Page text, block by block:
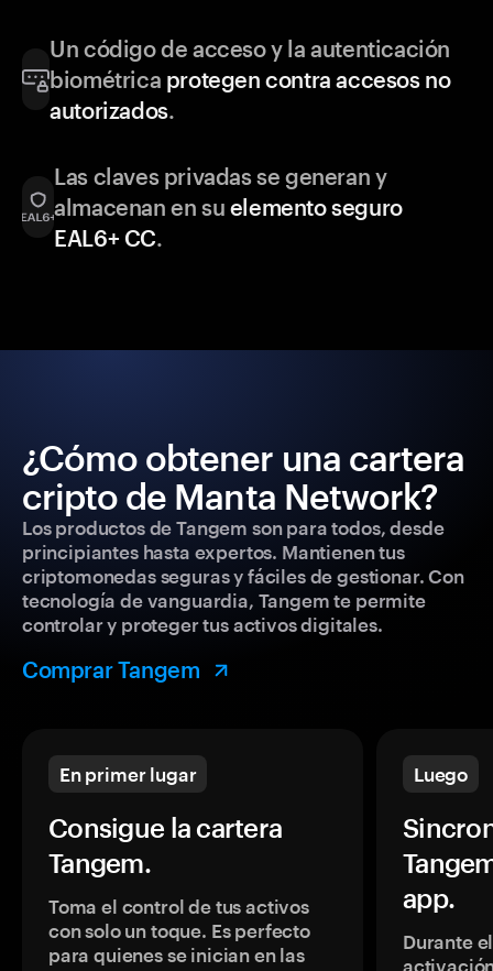
Un código de acceso y la autenticación
biométrica protegen contra accesos no
autorizados.
Las claves privadas se generan y
almacenan en su elemento seguro
EAL6+ CC.
¿Cómo obtener una cartera
cripto de Manta Network?
Los productos de Tangem son para todos, desde
principiantes hasta expertos. Mantienen tus
criptomonedas seguras y fáciles de gestionar. Con
tecnología de vanguardia, Tangem te permite
controlar y proteger tus activos digitales.
Comprar Tangem
En primer lugar
Consigue la cartera
Tangem.
Toma el control de tus activos
con solo un toque. Es perfecto
para quienes se inician en las
Luego
app.
Durante